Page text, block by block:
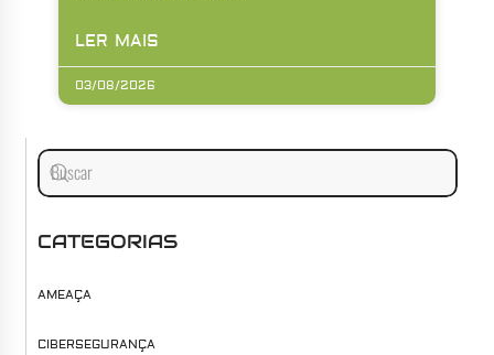
LER MAIS
03/08/2026
CATEGORIAS
AMEAÇA
CIBERSEGURANÇA